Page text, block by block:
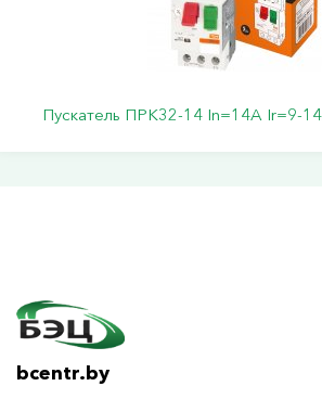
Пускатель ПРК32-14 In=14A Ir=9-
bcentr.by